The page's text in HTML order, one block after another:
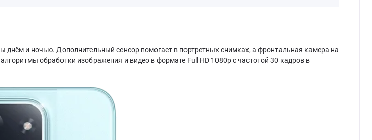
и ночью. Дополнительный сенсор помогает в портретных снимках, а фронтальная камера на
обработки изображения и видео в формате Full HD 1080p с частотой 30 кадров в